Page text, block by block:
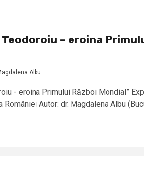
– eroina
Albu
- eroina Primului Război Mondial”
României Autor: dr. Magdalena Albu